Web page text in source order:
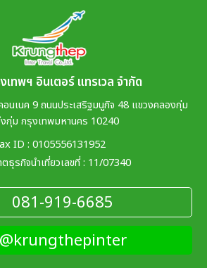
เทพฯ อินเตอร์ แทรเวล จำกัด
นเนค 9 ถนนประเสริฐมนูกิจ 48 แขวงคลองกุ่ม
กุ่ม กรุงเทพมหานคร 10240
ID : 0105556131952
ธุรกิจนำเที่ยวเลขที่ : 11/07340
081-919-6685
@krungthepinter